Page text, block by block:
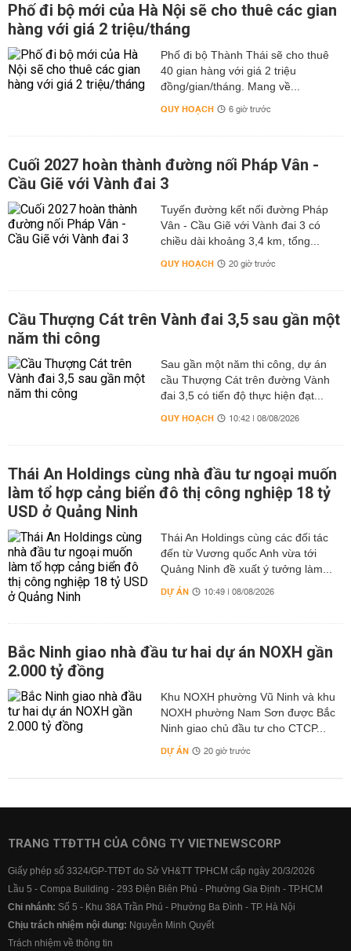
Phố đi bộ mới của Hà Nội sẽ cho thuê các gian
hàng với giá 2 triệu/tháng
Phố đi bộ Thành Thái sẽ cho thuê
40 gian hàng với giá 2 triệu
đồng/gian/tháng. Mang về...
QUY HOẠCH 6 giờ trước
Cuối 2027 hoàn thành đường nối Pháp Vân -
Cầu Giẽ với Vành đai 3
Tuyến đường kết nối đường Pháp
Vân - Cầu Giẽ với Vành đai 3 có
chiều dài khoảng 3,4 km, tổng...
QUY HOẠCH 20 giờ trước
Cầu Thượng Cát trên Vành đai 3,5 sau gần một
năm thi công
Sau gần một năm thi công, dự án
cầu Thượng Cát trên đường Vành
đai 3,5 có tiến độ thực hiện đạt...
QUY HOẠCH 10:42 | 08/08/2026
Thái An Holdings cùng nhà đầu tư ngoại muốn
làm tổ hợp cảng biển đô thị công nghiệp 18 tỷ
USD ở Quảng Ninh
Thái An Holdings cùng các đối tác
đến từ Vương quốc Anh vừa tới
Quảng Ninh đề xuất ý tưởng làm...
DỰ ÁN 10:49 | 08/08/2026
Bắc Ninh giao nhà đầu tư hai dự án NOXH gần
2.000 tỷ đồng
Khu NOXH phường Vũ Ninh và khu
NOXH phường Nam Sơn được Bắc
Ninh giao chủ đầu tư cho CTCP...
DỰ ÁN 20 giờ trước
TRANG TTĐTTH CỦA CÔNG TY VIETNEWSCORP
Giấy phép số 3324/GP-TTĐT do Sở VH&TT TPHCM cấp ngày 20/3/2026
Lầu 5 - Compa Building - 293 Điện Biên Phủ - Phường Gia Định - TP.HCM
Chi nhánh: Số 5 - Khu 38A Trần Phú - Phường Ba Đình - TP. Hà Nội
Chịu trách nhiệm nội dung: Nguyễn Minh Quyết
Trách nhiệm về thông tin